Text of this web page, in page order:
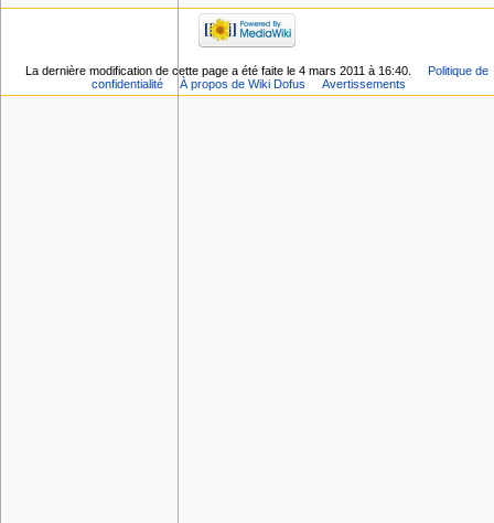
La dernière modification de cette page a été faite le 4 mars 2011 à 16:40.
Politique de
confidentialité
À propos de Wiki Dofus Avertissements